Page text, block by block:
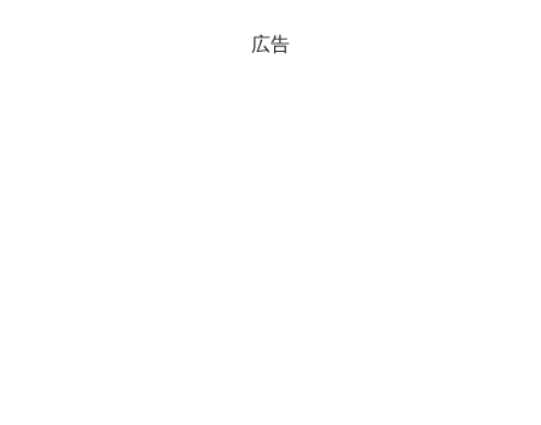
韓国株式市場･暗黒の火曜日。サーキットブ
広告